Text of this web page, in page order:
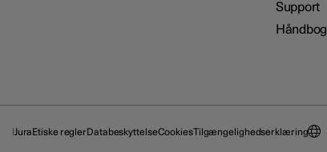
Support
Håndbog
JuraEtiske reglerDatabeskyttelseCookiesTilgængelighedserklæring